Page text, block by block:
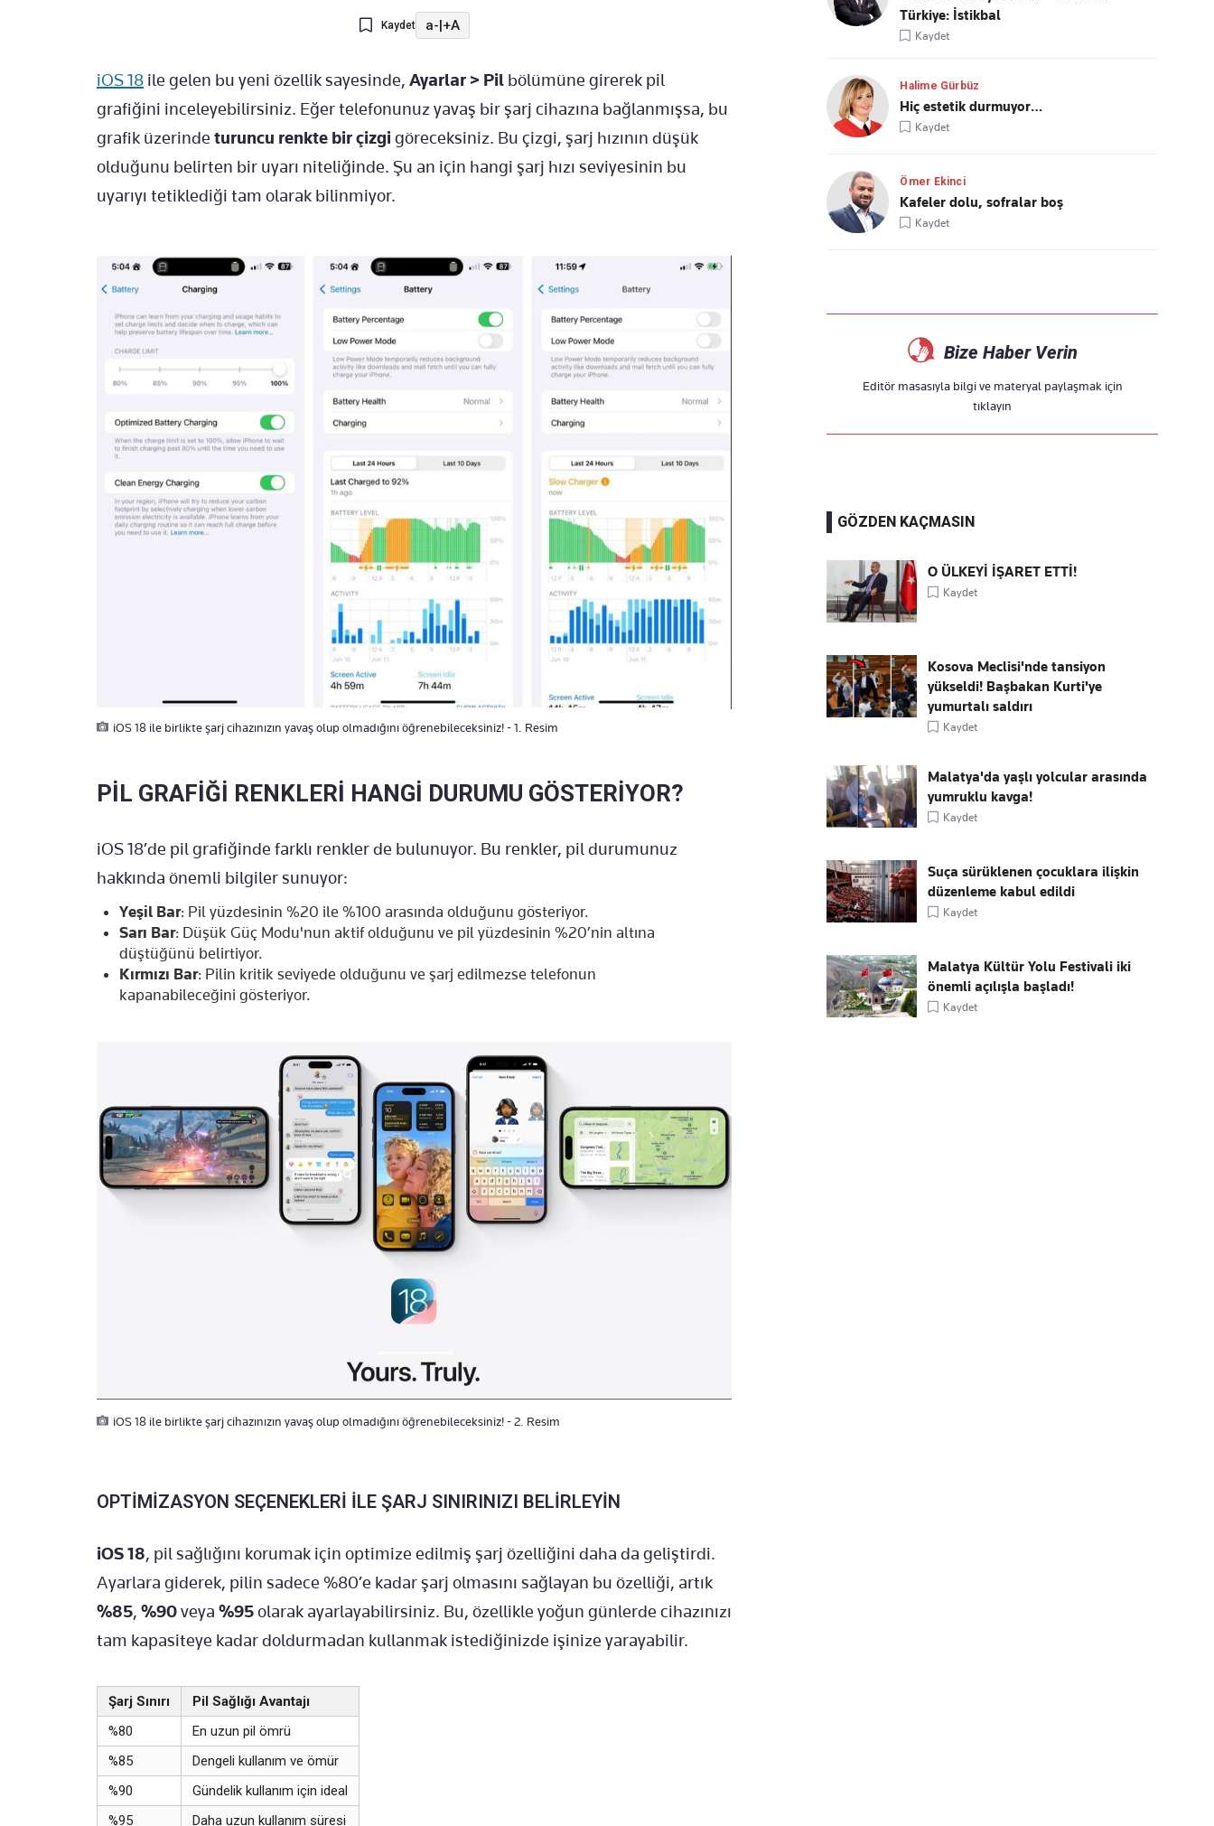
Kaydet a-|+A
iOS 18 ile gelen bu yeni özellik sayesinde, Ayarlar > Pil bölümüne girerek pil
grafiğini inceleyebilirsiniz. Eğer telefonunuz yavaş bir şarj cihazına bağlanmışsa, bu
grafik üzerinde turuncu renkte bir çizgigöreceksiniz. Bu çizgi, şarj hızının düşük
olduğunu belirten bir uyarı niteliğinde. Şu an için hangi şarj hızı seviyesinin bu
uyarıyı tetiklediği tam olarak bilinmiyor.
iOS 18 ile birlikte şarj cihazınızın yavaş olup olmadığını öğrenebileceksiniz! - 1. Resim
PİL GRAFİĞİ RENKLERİ HANGİ DURUMU GÖSTERİYOR?
iOS 18’de pil grafiğinde farklı renkler de bulunuyor. Bu renkler, pil durumunuz
hakkında önemli bilgiler sunuyor:
Yeşil Bar: Pil yüzdesinin %20 ile %100 arasında olduğunu gösteriyor.
Sarı Bar: Düşük Güç Modu'nun aktif olduğunu ve pil yüzdesinin %20’nin altına
düştüğünü belirtiyor.
Kırmızı Bar: Pilin kritik seviyede olduğunu ve şarj edilmezse telefonun
kapanabileceğini gösteriyor.
iOS 18 ile birlikte şarj cihazınızın yavaş olup olmadığını öğrenebileceksiniz! - 2. Resim
OPTİMİZASYON SEÇENEKLERİ İLE ŞARJ SINIRINIZI BELİRLEYİN
iOS 18, pil sağlığını korumak için optimize edilmiş şarj özelliğini daha da geliştirdi.
Ayarlara giderek, pilin sadece %80’e kadar şarj olmasını sağlayan bu özelliği, artık
%85, %90veya %95olarak ayarlayabilirsiniz. Bu, özellikle yoğun günlerde cihazınızı
tam kapasiteye kadar doldurmadan kullanmak istediğinizde işinize yarayabilir.
Şarj Sınırı
Pil Sağlığı Avantajı
%80
En uzun pil ömrü
%85
Dengeli kullanım ve ömür
%90
Gündelik kullanım için ideal
%95
Daha uzun kullanım süresi
Türkiye: İstikbal
Kaydet
Halime Gürbüz
Hiç estetik durmuyor…
Kaydet
Ömer Ekinci
Kafeler dolu, sofralar boş
Kaydet
Bize Haber Verin
Editör masasıyla bilgi ve materyal paylaşmak için
tıklayın
GÖZDEN KAÇMASIN
O ÜLKEYİ İŞARET ETTİ!
Kaydet
Kosova Meclisi'nde tansiyon
yükseldi! Başbakan Kurti'ye
yumurtalı saldırı
Kaydet
Malatya'da yaşlı yolcular arasında
yumruklu kavga!
Kaydet
Suça sürüklenen çocuklara ilişkin
düzenleme kabul edildi
Kaydet
Malatya Kültür Yolu Festivali iki
önemli açılışla başladı!
Kaydet